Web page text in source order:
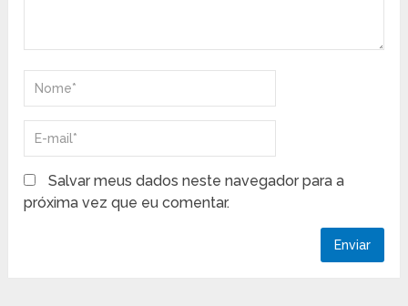
Salvar meus dados neste navegador para a
próxima vez que eu comentar.